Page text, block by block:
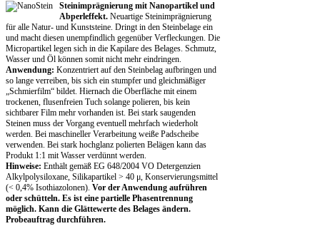
Steinimprägnierung mit Nanopartikel und
Abperleffekt. Neuartige Steinimprägnierung
für alle Natur- und Kunststeine. Dringt in den Steinbelage ein
und macht diesen unempfindlich gegenüber Verfleckungen. Die
Micropartikel legen sich in die Kapilare des Belages. Schmutz,
Wasser und Öl können somit nicht mehr eindringen.
Anwendung: Konzentriert auf den Steinbelag aufbringen und
so lange verreiben, bis sich ein stumpfer und gleichmäßiger
„Schmierfilm“ bildet. Hiernach die Oberfläche mit einem
trockenen, flusenfreien Tuch solange polieren, bis kein
sichtbarer Film mehr vorhanden ist. Bei stark saugenden
Steinen muss der Vorgang eventuell mehrfach wiederholt
werden. Bei maschineller Verarbeitung weiße Padscheibe
verwenden. Bei stark hochglanz polierten Belägen kann das
Produkt 1:1 mit Wasser verdünnt werden.
Hinweise: Enthält gemäß EG 648/2004 VO Detergenzien
Alkylpolysiloxane, Silikapartikel > 40 μ, Konservierungsmittel
(< 0,4% Isothiazolonen). Vor der Anwendung aufrühren
oder schütteln. Es ist eine partielle Phasentrennung
möglich. Kann die Glättewerte des Belages ändern.
Probeauftrag durchführen.